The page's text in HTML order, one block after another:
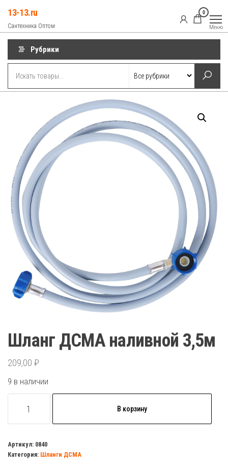
содержимому
13-13.ru
Сантехника Оптом
0
Меню
Рубрики
Шланг ДСМА наливной 3,5м
209,00 ₽
9 в наличии
товара
ДСМА
наливной
В корзину
Артикул: 0840
Категория: Шланги ДСМА